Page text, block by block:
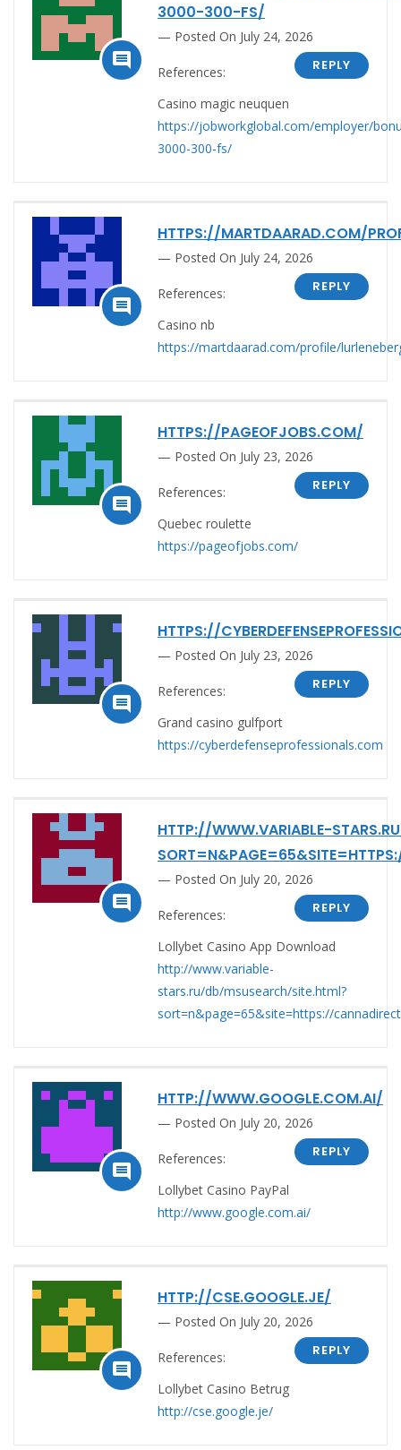

3000-300-FS/
Posted On July 24, 2026
REPLY
References:
Casino magic neuquen
https://jobworkglobal.com/employer/
3000-300-fs/

HTTPS://MARTDAARAD.COM/
Posted On July 24, 2026
REPLY
References:
Casino nb
https://martdaarad.com/profile/

HTTPS://PAGEOFJOBS.COM/
Posted On July 23, 2026
REPLY
References:
Quebec roulette
https://pageofjobs.com/

HTTPS://
Posted On July 23, 2026
REPLY
References:
Grand casino gulfport
https://cyberdefenseprofessionals.com

HTTP://WWW.VARIABLE-
Posted On July 20, 2026
REPLY
References:
Lollybet Casino App Download
http://www.variable-
stars.ru/db/msusearch/site.html?
sort=n&page=65&site=https://

HTTP://WWW.GOOGLE.COM.AI/
Posted On July 20, 2026
REPLY
References:
Lollybet Casino PayPal
http://www.google.com.ai/

HTTP://CSE.GOOGLE.JE/
Posted On July 20, 2026
REPLY
References:
Lollybet Casino Betrug
http://cse.google.je/